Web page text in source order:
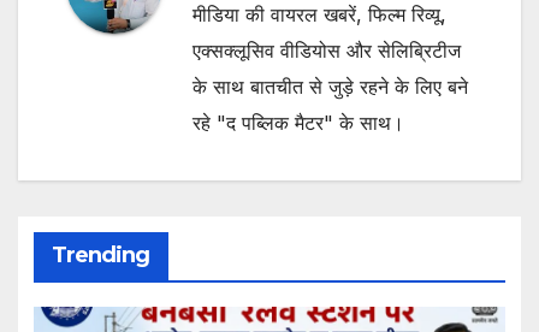
मीडिया की वायरल खबरें, फिल्म रिव्यू,
एक्सक्लूसिव वीडियोस और सेलिब्रिटीज
के साथ बातचीत से जुड़े रहने के लिए बने
रहे "द पब्लिक मैटर" के साथ।
Trending